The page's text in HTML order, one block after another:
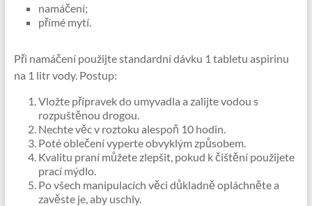
namáčení;
přímé mytí.
Při namáčení použijte standardní dávku 1 tabletu aspirinu
na 1 litr vody. Postup:
Vložte přípravek do umyvadla a zalijte vodou s
rozpuštěnou drogou.
Nechte věc v roztoku alespoň 10 hodin.
Poté oblečení vyperte obvyklým způsobem.
Kvalitu praní můžete zlepšit, pokud k čištění použijete
prací mýdlo.
Po všech manipulacích věci důkladně opláchněte a
zavěste je, aby uschly.